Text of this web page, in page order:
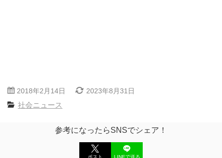
2018年2月14日 2023年8月31日
社会ニュース
参考になったらSNSでシェア！
ポスト LINEで送る